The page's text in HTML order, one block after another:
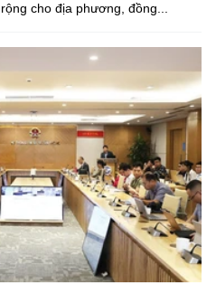
cho địa phương, đồng...